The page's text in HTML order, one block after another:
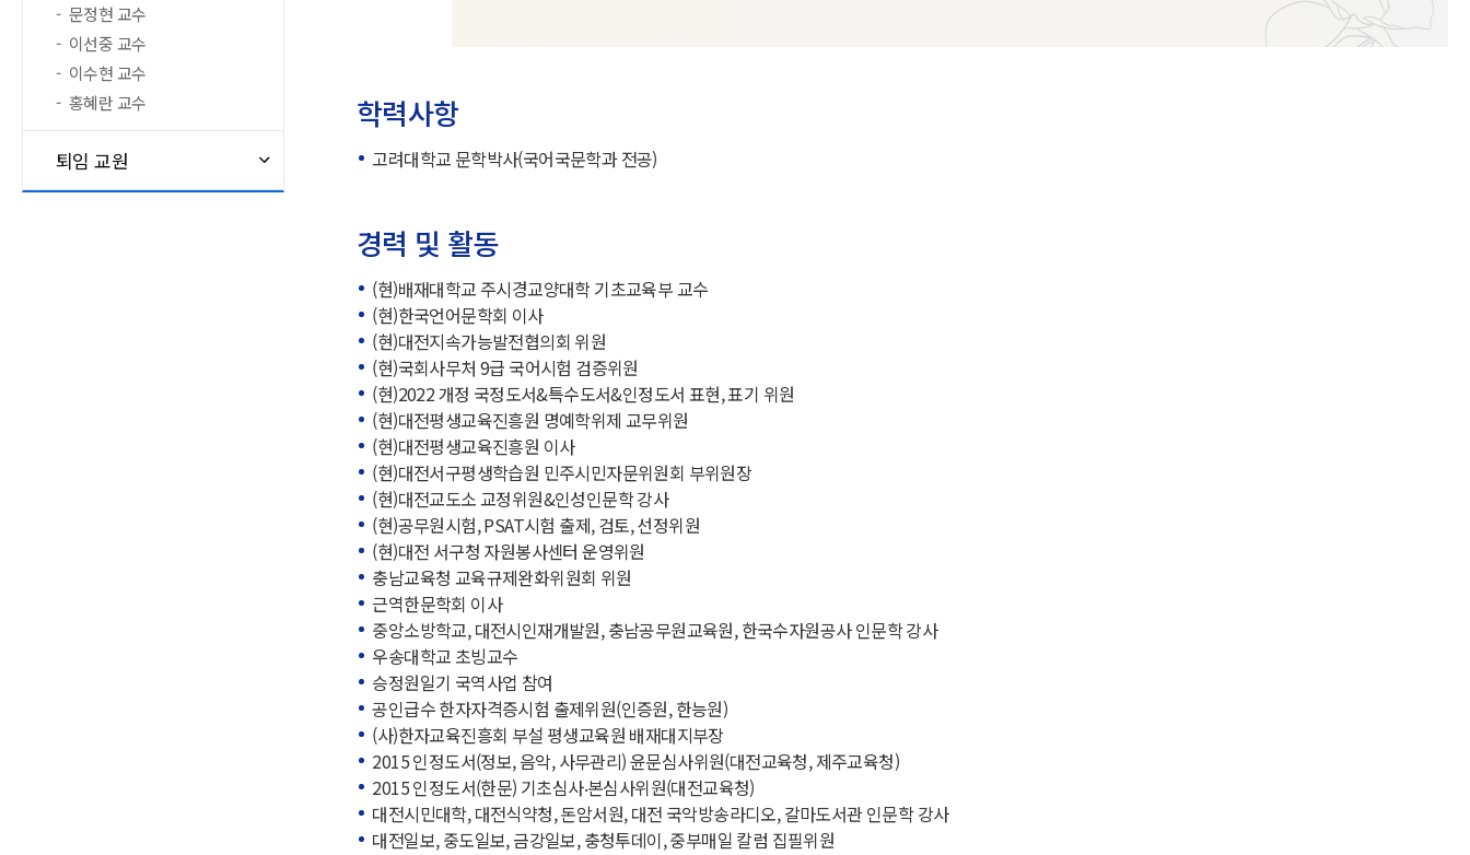
문정현 교수
이선중 교수
이수현 교수
홍혜란 교수
퇴임 교원
학력사항
고려대학교 문학박사(국어국문학과 전공)
경력 및 활동
(현)배재대학교 주시경교양대학 기초교육부 교수
(현)한국언어문학회 이사
(현)대전지속가능발전협의회 위원
(현)국회사무처 9급 국어시험 검증위원
(현)2022 개정 국정도서&특수도서&인정도서 표현, 표기 위원
(현)대전평생교육진흥원 명예학위제 교무위원
(현)대전평생교육진흥원 이사
(현)대전서구평생학습원 민주시민자문위원회 부위원장
(현)대전교도소 교정위원&인성인문학 강사
(현)공무원시험, PSAT시험 출제, 검토, 선정위원
(현)대전 서구청 자원봉사센터 운영위원
충남교육청 교육규제완화위원회 위원
근역한문학회 이사
중앙소방학교, 대전시인재개발원, 충남공무원교육원, 한국수자원공사 인문학 강사
우송대학교 초빙교수
승정원일기 국역사업 참여
공인급수 한자자격증시험 출제위원(인증원, 한능원)
(사)한자교육진흥회 부설 평생교육원 배재대지부장
2015 인정도서(정보, 음악, 사무관리) 윤문심사위원(대전교육청, 제주교육청)
2015 인정도서(한문) 기초심사‧본심사위원(대전교육청)
대전시민대학, 대전식약청, 돈암서원, 대전 국악방송라디오, 갈마도서관 인문학 강사
대전일보, 중도일보, 금강일보, 충청투데이, 중부매일 칼럼 집필위원